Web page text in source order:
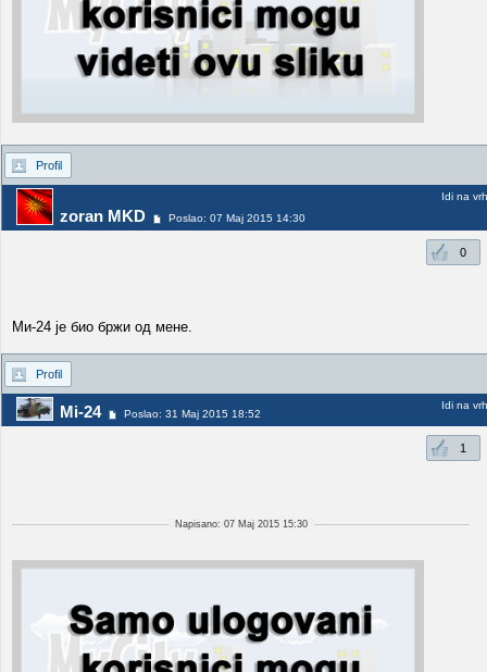
Profil
zoran MKD Poslao: 07 Maj 2015 14:30
Idi na vrh
0
Ми-24 је био бржи од мене.
Profil
Mi-24 Poslao: 31 Maj 2015 18:52
Idi na vrh
1
Napisano: 07 Maj 2015 15:30